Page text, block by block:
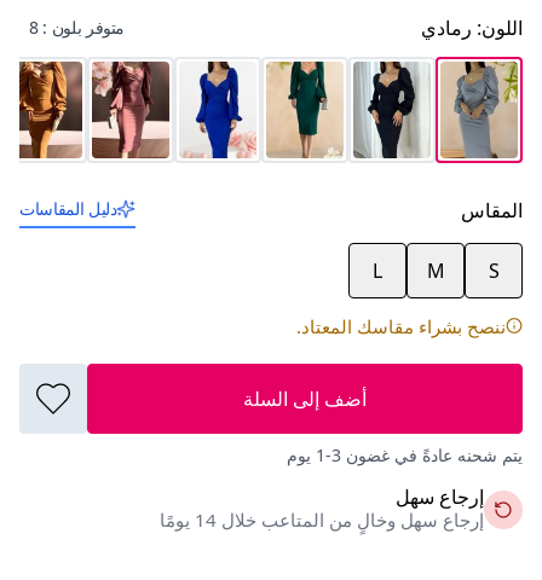
اللون: رمادي متوفر بلون : 8
المقاس دليل المقاسات
S
M
L
ننصح بشراء مقاسك المعتاد.
أضف إلى السلة
يتم شحنه عادةً في غضون 3-1 يوم
إرجاع سهل
إرجاع سهل وخالٍ من المتاعب خلال 14 يومًا